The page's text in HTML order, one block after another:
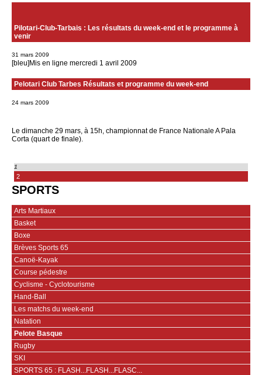
Pilotari-Club-Tarbais : Les résultats du week-end et le programme à
venir
31 mars 2009
[bleu]Mis en ligne mercredi 1 avril 2009
Pelotari Club Tarbes Résultats et programme du week-end
24 mars 2009
Le dimanche 29 mars, à 15h, championnat de France Nationale A Pala
Corta (quart de finale).
1
2
SPORTS
Arts Martiaux
Basket
Boxe
Brèves Sports 65
Canoë-Kayak
Course pédestre
Cyclisme - Cyclotourisme
Hand-Ball
Les matchs du week-end
Natation
Pelote Basque
Rugby
SKI
SPORTS 65 : FLASH...FLASH...FLASC...